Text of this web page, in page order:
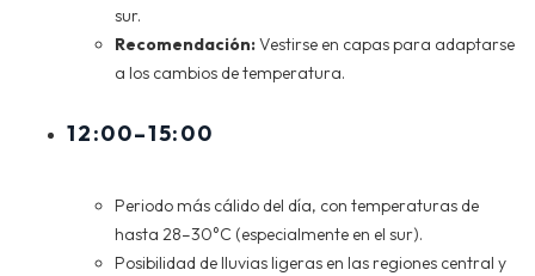
sur.
Recomendación:Vestirse en capas para adaptarse
a los cambios de temperatura.
12:00–15:00
Periodo más cálido del día, con temperaturas de
hasta 28–30°C (especialmente en el sur).
Posibilidad de lluvias ligeras en las regiones central y